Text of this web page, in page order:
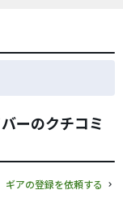
ーのクチコミ
ギアの登録を依頼する